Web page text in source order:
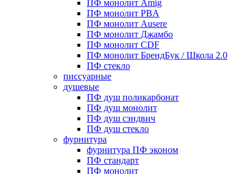
ПФ монолит Amig
ПФ монолит PBA
ПФ монолит Ausere
ПФ монолит Джамбо
ПФ монолит CDF
ПФ монолит БрендБук / Школа 2.0
ПФ стекло
писсуарные
душевые
ПФ душ поликарбонат
ПФ душ монолит
ПФ душ сэндвич
ПФ душ стекло
фурнитура
фурнитура ПФ эконом
ПФ стандарт
ПФ монолит